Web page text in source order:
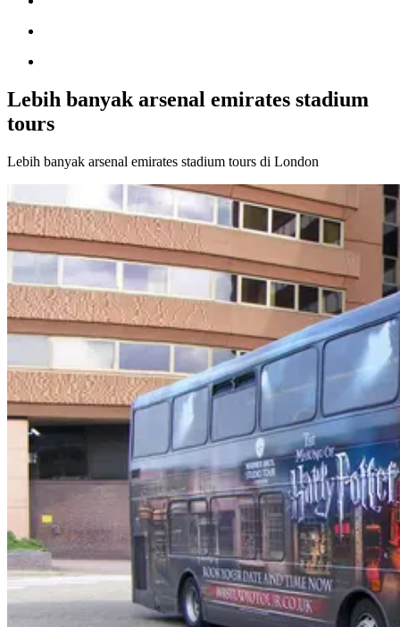
Lebih banyak arsenal emirates stadium
tours
Lebih banyak arsenal emirates stadium tours di London